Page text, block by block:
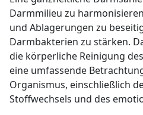
Darmmilieu zu
und Ablagerungen zu
Darmbakterien zu stärken.
die körperliche Reinigung
eine umfassende
Organismus, einschließlich
Stoffwechsels und des